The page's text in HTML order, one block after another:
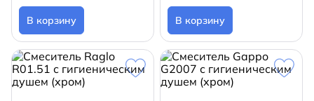
В корзину В корзину